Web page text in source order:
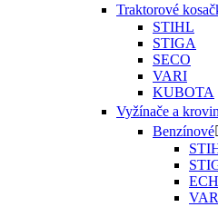
Traktorové
STIHL
STIGA
SECO
VARI
KUBOTA
Vyžínače a
Benzínové